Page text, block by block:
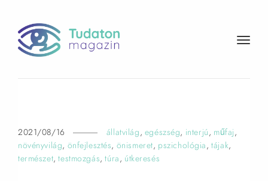
t
2021/08/16 állatvilág, egészség, interjú, műfaj,
növényvilág, önfejlesztés, önismeret, pszichológia,tájak,
természet,testmozgás,túra, útkeresés